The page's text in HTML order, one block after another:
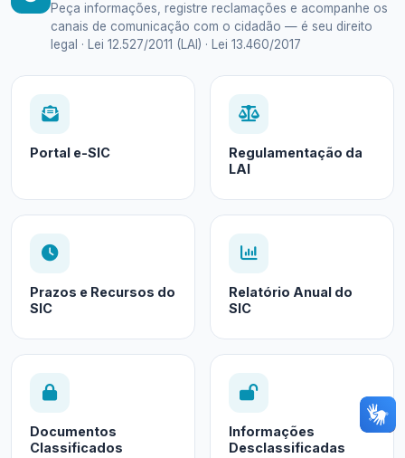
Peça informações, registre reclamações e acompanhe os
canais de comunicação com o cidadão — é seu direito
legal · Lei 12.527/2011 (LAI) · Lei 13.460/2017
Portal e-SIC
Regulamentação da
LAI
Prazos e Recursos do
SIC
Relatório Anual do
SIC
Documentos
Classificados
Informações
Desclassificadas